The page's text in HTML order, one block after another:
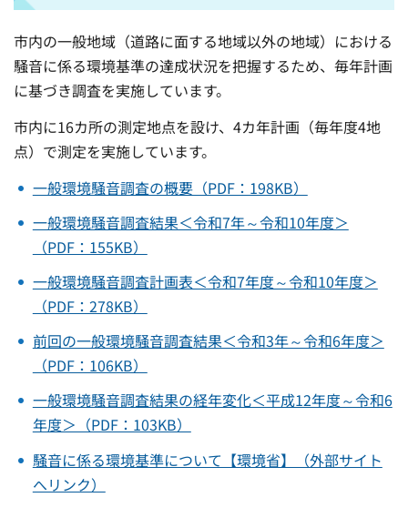
市内の一般地域（道路に面する地域以外の地域）における
騒音に係る環境基準の達成状況を把握するため、毎年計画
に基づき調査を実施しています。
市内に16カ所の測定地点を設け、4カ年計画（毎年度4地
点）で測定を実施しています。
一般環境騒音調査の概要（PDF：198KB）
一般環境騒音調査結果＜令和7年～令和10年度＞
（PDF：155KB）
一般環境騒音調査計画表＜令和7年度～令和10年度＞
（PDF：278KB）
前回の一般環境騒音調査結果＜令和3年～令和6年度＞
（PDF：106KB）
一般環境騒音調査結果の経年変化＜平成12年度～令和6
年度＞（PDF：103KB）
騒音に係る環境基準について【環境省】（外部サイト
へリンク）